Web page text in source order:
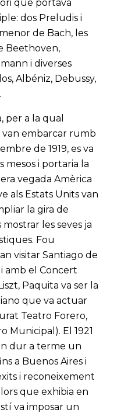
que portava
dos Preludis i
de Bach, les
Beethoven,
i diverses
Albéniz, Debussy,
per a la qual
van embarcar rumb
de 1919, es va
mesos i portaria la
vegada Amèrica
als Estats Units van
la gira de
les seves ja
Fou
visitar Santiago de
i amb el Concert
Paquita va ser la
que va actuar
Teatro Forero,
Municipal). El 1921
dur a terme un
a Buenos Aires i
i reconeixement
que exhibia en
va imposar un